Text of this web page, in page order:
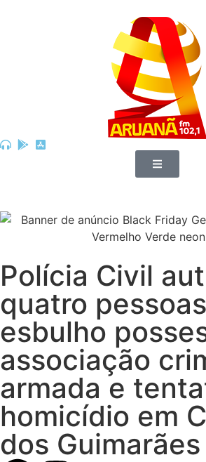
Polícia Civil
quatro
esbulho
associação
armada e
homicídio em
dos Guimarães